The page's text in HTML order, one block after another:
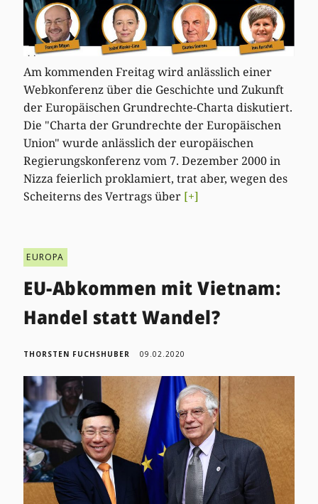
Am kommenden Freitag wird anlässlich einer
Webkonferenz über die Geschichte und Zukunft
der Europäischen Grundrechte-Charta diskutiert.
Die "Charta der Grundrechte der Europäischen
Union" wurde anlässlich der europäischen
Regierungskonferenz vom 7. Dezember 2000 in
Nizza feierlich proklamiert, trat aber, wegen des
Scheiterns des Vertrags über [+]
EUROPA
EU-Abkommen mit Vietnam:
Handel statt Wandel?
THORSTEN FUCHSHUBER 09.02.2020